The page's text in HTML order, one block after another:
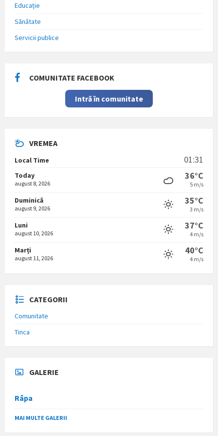
Educație
Sănătate
Servicii publice
COMUNITATE FACEBOOK
Intră în comunitate
VREMEA
Local Time 01:31
Today
august 8, 2026
36°C
5 m/s
Duminică
august 9, 2026
35°C
3 m/s
Luni
august 10, 2026
37°C
4 m/s
Marți
august 11, 2026
40°C
4 m/s
CATEGORII
Comunitate
Tinca
GALERIE
Râpa
MAI MULTE GALERII